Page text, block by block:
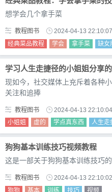
想学会几个拿手菜
教程图书 2024-04-13 22:10:07
经典菜品教程 学会 拿手菜 缺女
学习人生走捷径的小姐姐分享
现如今，社交媒体上充斥着各种
关注和追捧
教程图书 2024-04-13 22:10:04
小姐姐 虚的 学点真东西 人生走
狗狗基本训练技巧视频教程
这是一部关于狗狗基本训练技巧
教程图书 2024-04-13 22:10:02
狗狗 基本 训练 技巧 视频